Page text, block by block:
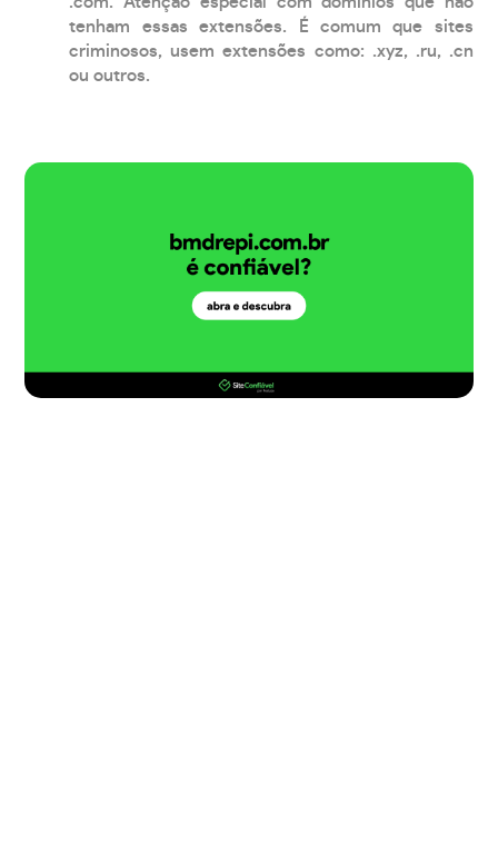
tenham essas extensões. É comum que sites
criminosos, usem extensões como: .xyz, .ru, .cn
ou outros.